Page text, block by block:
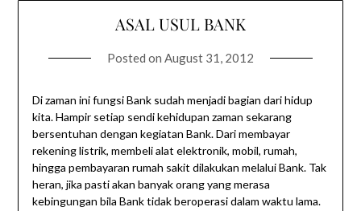
ASAL USUL BANK
Posted on August 31, 2012
Di zaman ini fungsi Bank sudah menjadi bagian dari hidup
kita. Hampir setiap sendi kehidupan zaman sekarang
bersentuhan dengan kegiatan Bank. Dari membayar
rekening listrik, membeli alat elektronik, mobil, rumah,
hingga pembayaran rumah sakit dilakukan melalui Bank. Tak
heran, jika pasti akan banyak orang yang merasa
kebingungan bila Bank tidak beroperasi dalam waktu lama.